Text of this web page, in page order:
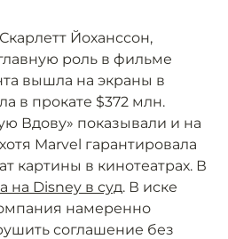
Йоханссон,
роль в фильме
вышла на экраны в
в прокате $372 млн.
Вдову» показывали и на
Marvel гарантировала
картины в кинотеатрах. В
на Disney в суд. В иске
намеренно
соглашение без